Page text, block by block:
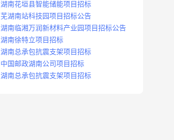
湖南花垣县智能储能项目招标
芜湖南站科技园项目招标公告
湖南临湘万润新材料产业园项目招标公告
湖南徐特立项目招标
湖南总承包抗震支架项目招标
中国邮政湖南公司项目招标
湖南总承包抗震支架项目招标